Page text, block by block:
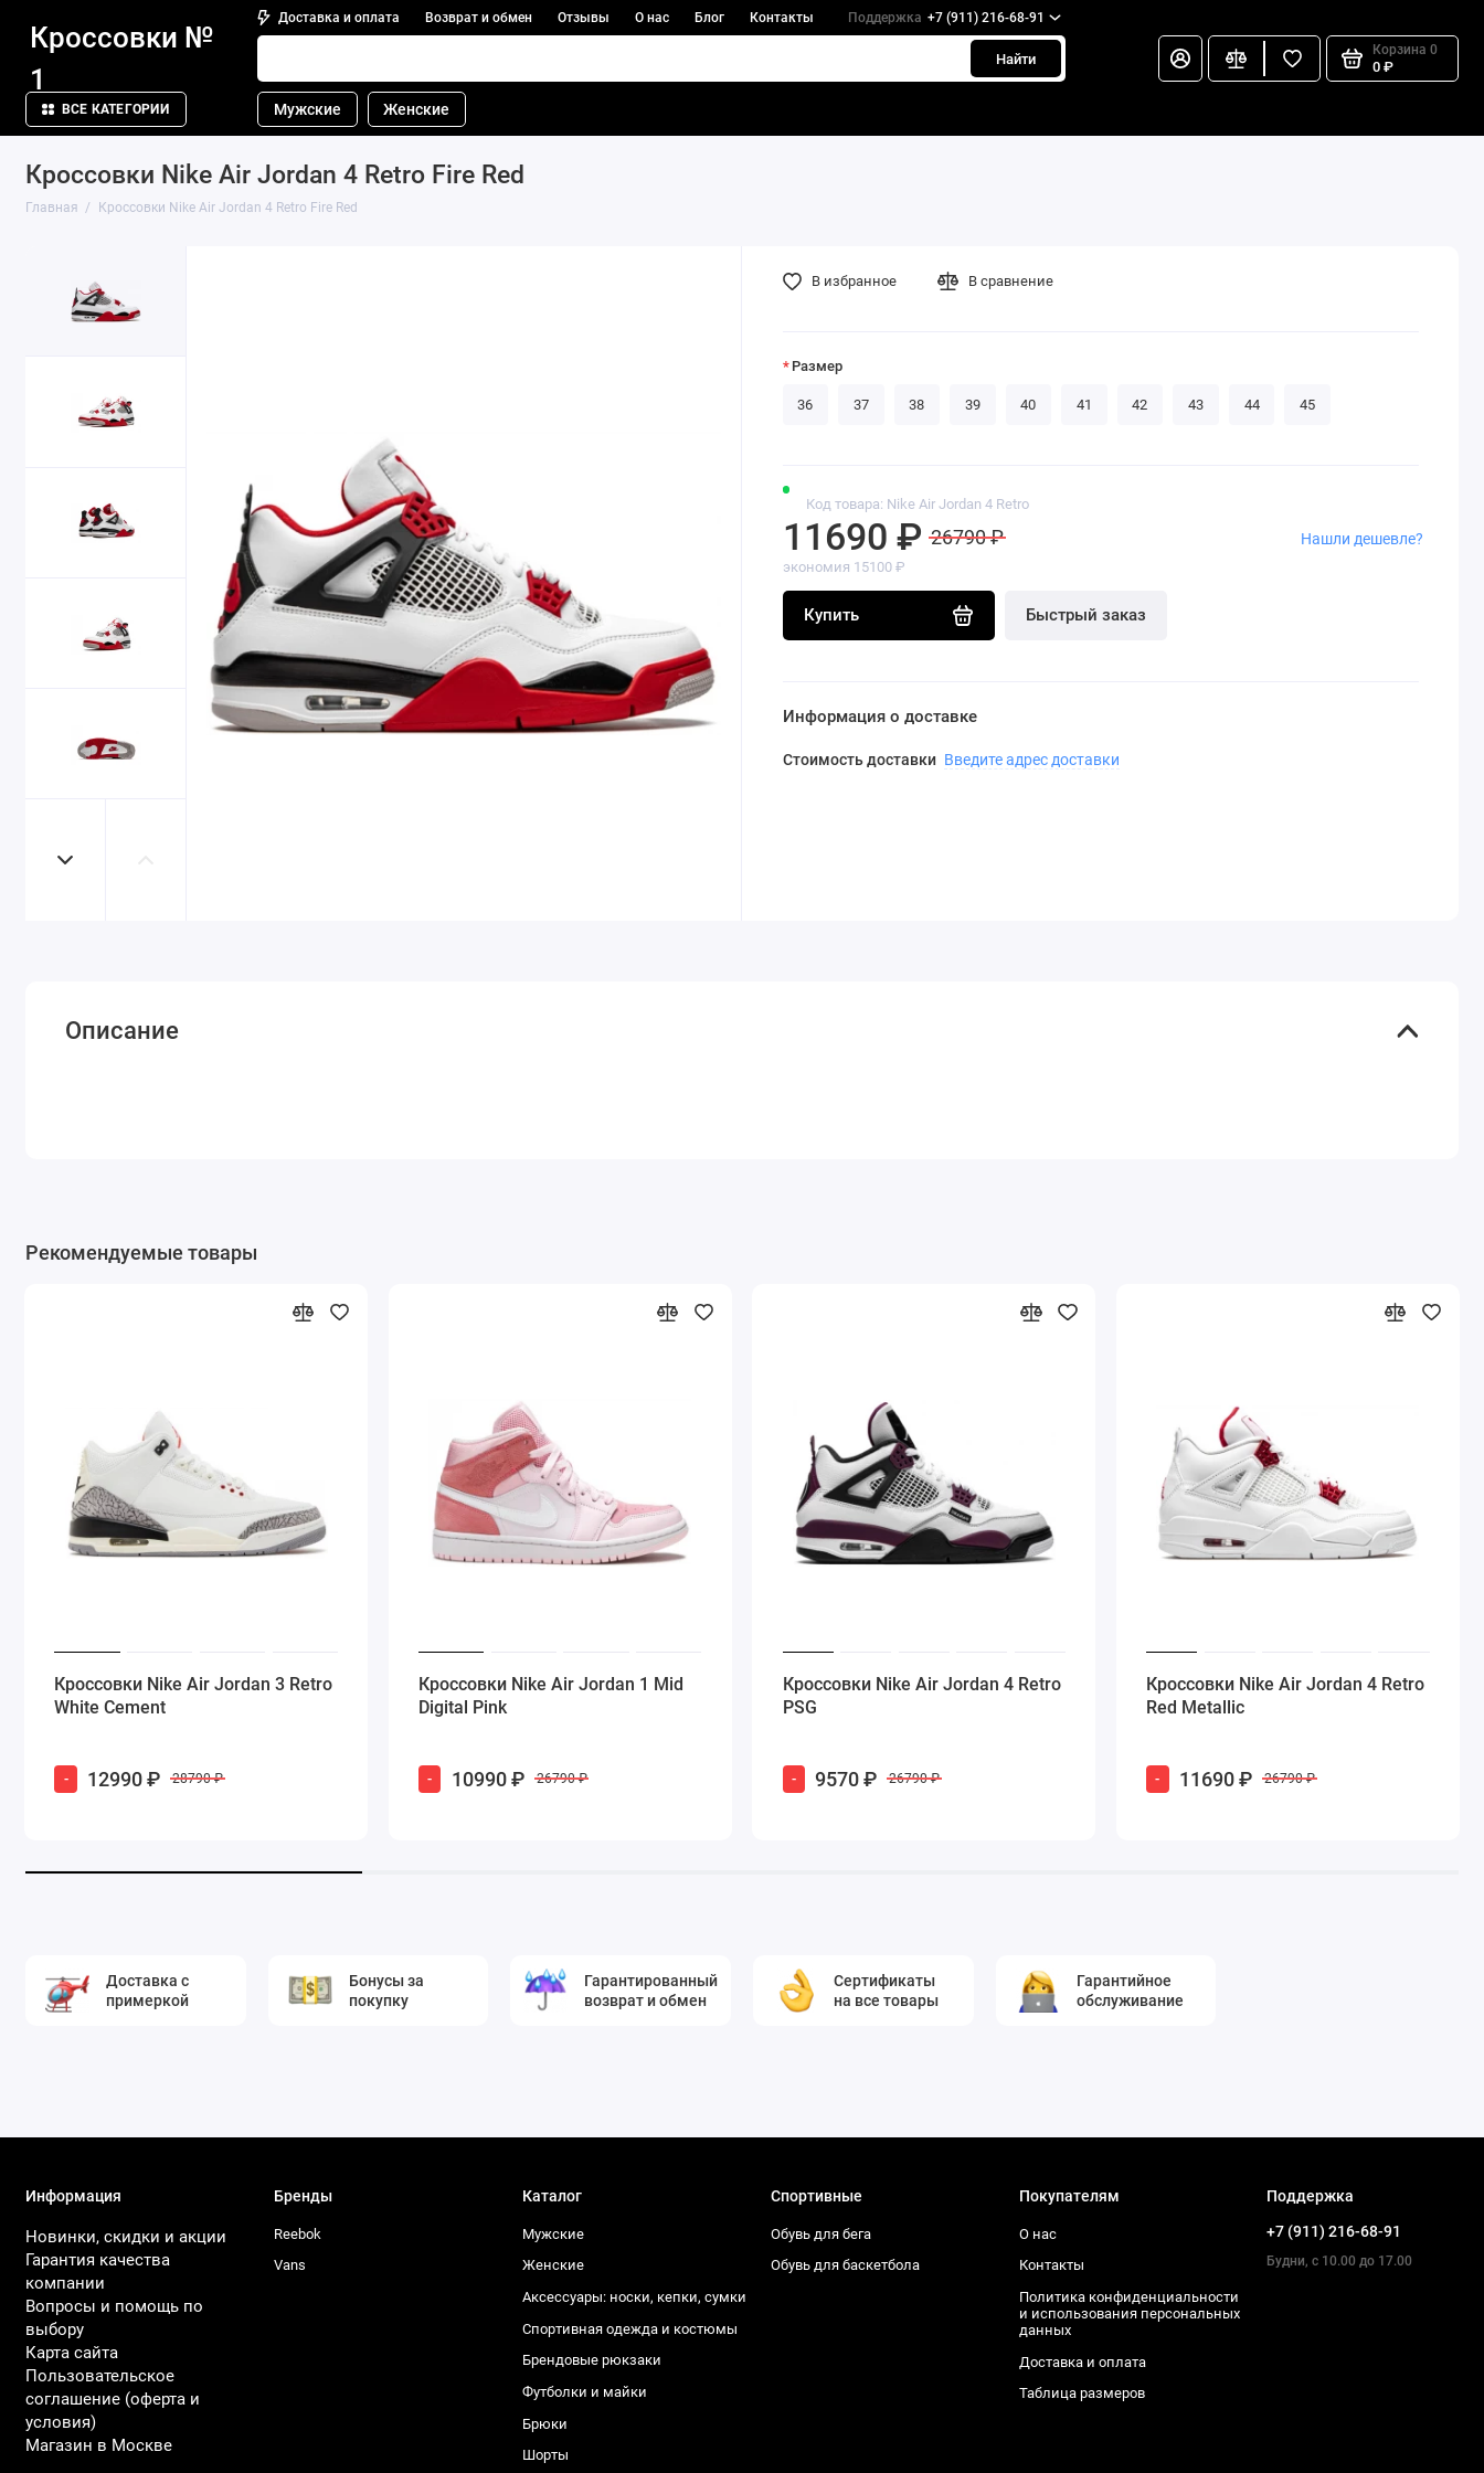
Доставка и оплата Возврат и обмен Отзывы О нас Блог Контакты Поддержка +7 (911) 216-68-91
Кроссовки №
1
Найти
Корзина 0
0 ₽
ВСЕ КАТЕГОРИИ Мужские Женские
Кроссовки Nike Air Jordan 4 Retro Fire Red
Главная Кроссовки Nike Air Jordan 4 Retro Fire Red
Код товара: Nike Air Jordan 4 Retro
11690 ₽ 26790 ₽
экономия 15100 ₽
Купить Быстрый заказ
Нашли дешевле?
В избранное В сравнение
Размер
36 37 38 39 40 41 42 43 44 45
Информация о доставке
Стоимость доставки Введите адрес доставки
Описание
Рекомендуемые товары
Кроссовки Nike Air Jordan 3 Retro
White Cement
- 12990 ₽ 28790 ₽
Кроссовки Nike Air Jordan 1 Mid
Digital Pink
- 10990 ₽ 26790 ₽
Кроссовки Nike Air Jordan 4 Retro
PSG
- 9570 ₽ 26790 ₽
Кроссовки Nike Air Jordan 4 Retro
Red Metallic
- 11690 ₽ 26790 ₽
Доставка с
примеркой
Бонусы за
покупку
Гарантированный
возврат и обмен
Сертификаты
на все товары
Гарантийное
обслуживание
Информация
Новинки, скидки и акции
Гарантия качества
компании
Вопросы и помощь по
выбору
Карта сайта
Пользовательское
соглашение (оферта и
условия)
Магазин в Москве
Бренды
Reebok
Vans
Каталог
Мужские
Женские
Аксессуары: носки, кепки, сумки
Спортивная одежда и костюмы
Брендовые рюкзаки
Футболки и майки
Брюки
Шорты
Спортивные
Обувь для бега
Обувь для баскетбола
Покупателям
О нас
Контакты
Политика конфиденциальности
и использования персональных
данных
Доставка и оплата
Таблица размеров
Поддержка
+7 (911) 216-68-91
Будни, с 10.00 до 17.00